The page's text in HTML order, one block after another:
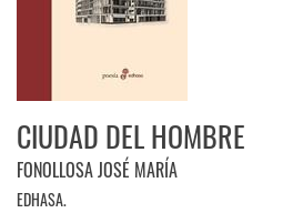
CIUDAD DEL HOMBRE
FONOLLOSA JOSÉ MARÍA
EDHASA.